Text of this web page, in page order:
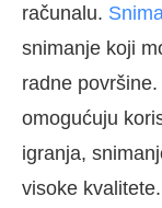
računalu.
snimanje koji
radne
omogućuju
igranja,
visoke